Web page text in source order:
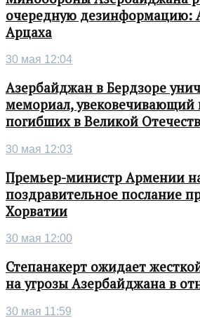
очередную дезинформацию:
Арцаха
30 мая 12:04
Азербайджан в Бердзоре
мемориал, увековечивающий
погибших в Великой
30 мая 12:03
Премьер-министр Армении
поздравительное послание
Хорватии
30 мая 12:00
Степанакерт ожидает
на угрозы Азербайджана в
30 мая 11:59